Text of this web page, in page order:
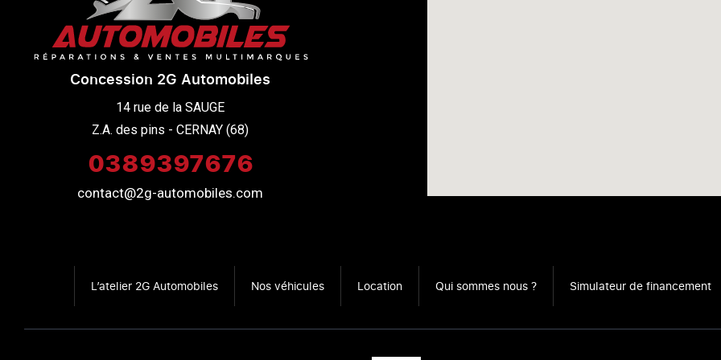
Concession 2G Automobiles
14 rue de la SAUGE
Z.A. des pins - CERNAY (68)
0389397676
contact@2g-automobiles.com
L’atelier 2G Automobiles Nos véhicules Location Qui sommes nous ? Simulateur de financement